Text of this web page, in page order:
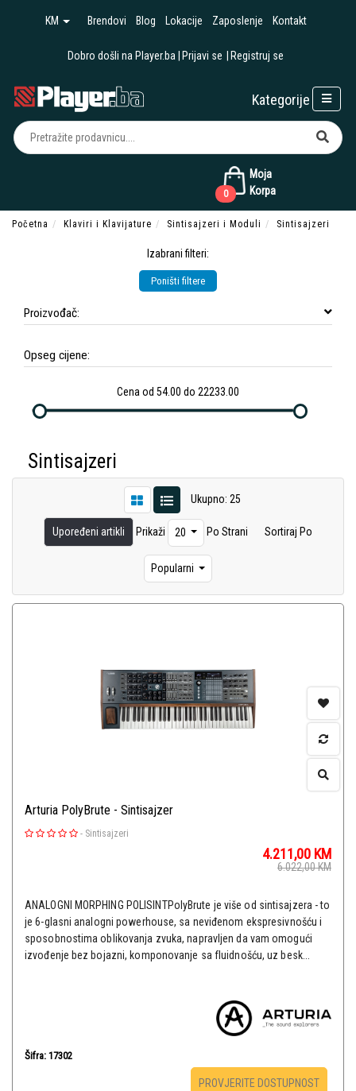
KM Brendovi Blog Lokacije Zaposlenje Kontakt
Dobro došli na Player.ba Prijavi se Registruj se
Moja
Korpa
0
Kategorije
Početna Klaviri i Klavijature Sintisajzeri i Moduli Sintisajzeri
Izabrani filteri:
Poništi filtere
Proizvođač:
Opseg cijene:
Cena od 54.00 do 22233.00
Sintisajzeri
Ukupno: 25
Upoređeni artikli Prikaži 20 Po Strani Sortiraj Po
Popularni
Arturia PolyBrute - Sintisajzer
- Sintisajzeri
4.211,00 KM
6.022,00KM
ANALOGNI MORPHING POLISINTPolyBrute je više od sintisajzera - to
je 6-glasni analogni powerhouse, sa neviđenom ekspresivnošću i
sposobnostima oblikovanja zvuka, napravljen da vam omogući
izvođenje bez bojazni, komponovanje sa fluidnošću, uz besk...
Šifra: 17302
PROVJERITE DOSTUPNOST